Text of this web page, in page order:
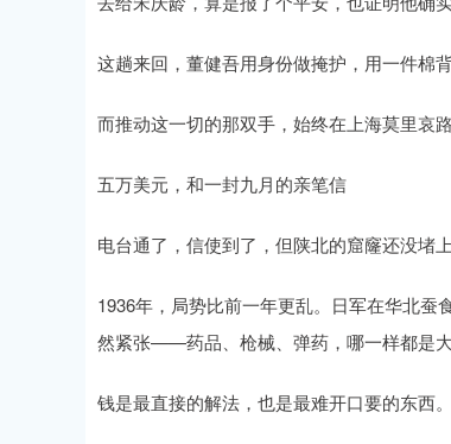
这趟来回，董健吾用身份做掩护，用一件棉
而推动这一切的那双手，始终在上海莫里哀路
五万美元，和一封九月的亲笔信
电台通了，信使到了，但陕北的窟窿还没堵上
1936年，局势比前一年更乱。日军在华北
然紧张——药品、枪械、弹药，哪一样都是大
钱是最直接的解法，也是最难开口要的东西。